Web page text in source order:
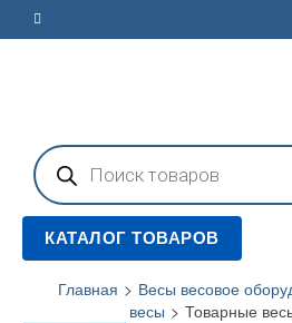
Поиск
товаров
КАТАЛОГ ТОВАРОВ
Главная > Весы весовое
весы > Товарные